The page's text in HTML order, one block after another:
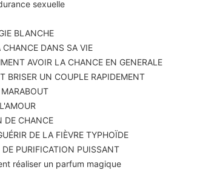
sexuelle
BLANCHE
DANS SA VIE
AVOIR LA CHANCE EN GENERALE
BRISER UN COUPLE RAPIDEMENT
DE CHANCE
DE LA FIÈVRE TYPHOÏDE
PURIFICATION PUISSANT
réaliser un parfum magique